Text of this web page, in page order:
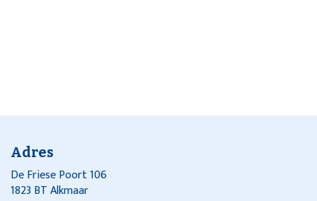
Adres
De Friese Poort 106
1823 BT Alkmaar